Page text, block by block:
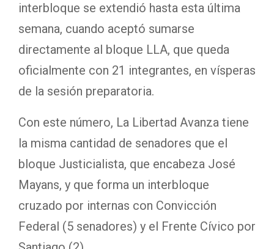
interbloque se extendió hasta esta última
semana, cuando aceptó sumarse
directamente al bloque LLA, que queda
oficialmente con 21 integrantes, en vísperas
de la sesión preparatoria.
Con este número, La Libertad Avanza tiene
la misma cantidad de senadores que el
bloque Justicialista, que encabeza José
Mayans, y que forma un interbloque
cruzado por internas con Convicción
Federal (5 senadores) y el Frente Cívico por